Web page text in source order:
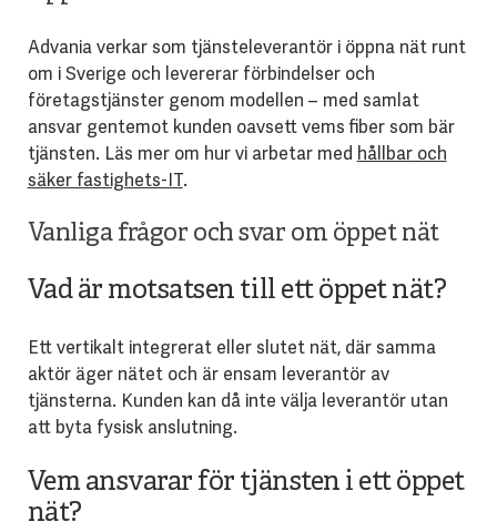
Advania verkar som tjänsteleverantör i öppna nät runt
om i Sverige och levererar förbindelser och
företagstjänster genom modellen – med samlat
ansvar gentemot kunden oavsett vems fiber som bär
tjänsten. Läs mer om hur vi arbetar med hållbar och
säker fastighets-IT.
Vanliga frågor och svar om öppet nät
Vad är motsatsen till ett öppet nät?
Ett vertikalt integrerat eller slutet nät, där samma
aktör äger nätet och är ensam leverantör av
tjänsterna. Kunden kan då inte välja leverantör utan
att byta fysisk anslutning.
Vem ansvarar för tjänsten i ett öppet
nät?